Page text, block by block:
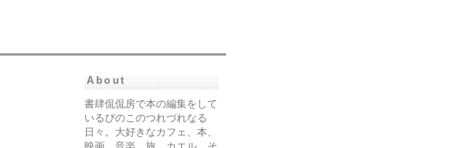
About
書肆侃侃房で本の編集をして
いるぴのこのつれづれなる
日々。大好きなカフェ、本、